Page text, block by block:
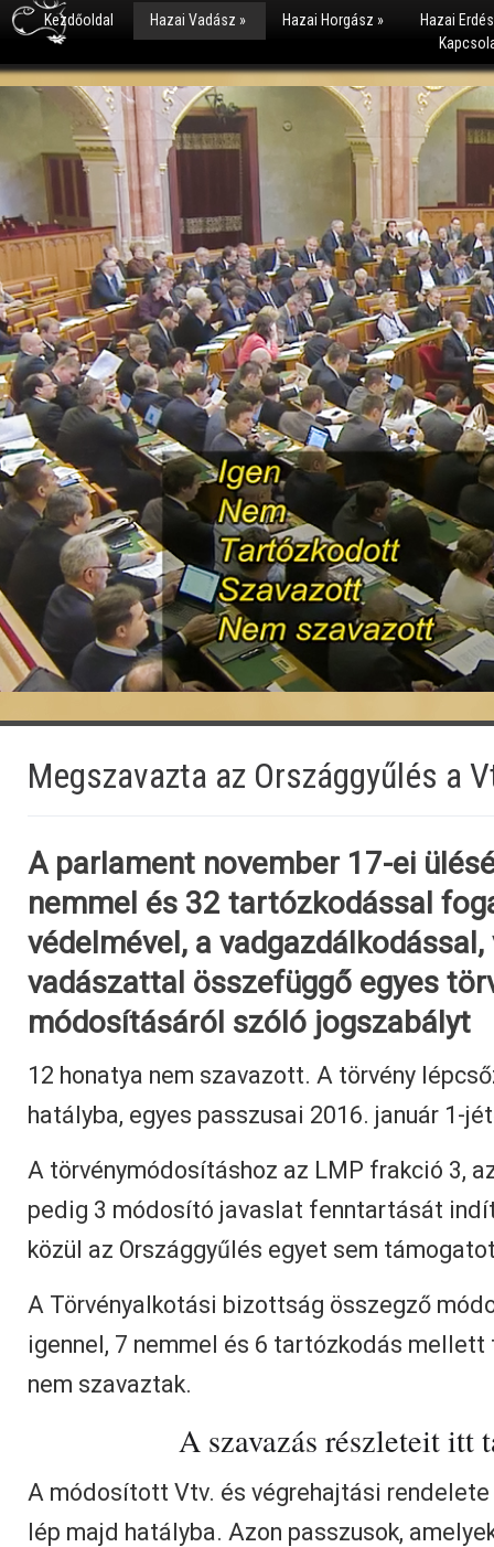
Kezdőoldal Hazai Vadász » Hazai Horgász »
Hazai
Megszavazta az Országgyűlés a
A parlament november 17-ei
nemmel és 32 tartózkodással
védelmével, a
vadászattal összefüggő egyes
módosításáról szóló jogszabályt
12 honatya nem szavazott. A törvény
hatályba, egyes passzusai 2016. január 1-
A törvénymódosításhoz az LMP frakció 3,
pedig 3 módosító javaslat fenntartását
közül az Országgyűlés egyet sem
A Törvényalkotási bizottság összegző
igennel, 7 nemmel és 6 tartózkodás mellett
nem szavaztak.
A szavazás részleteit itt
A módosított Vtv. és végrehajtási
lép majd hatályba. Azon passzusok,